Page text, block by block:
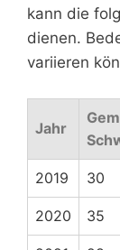
kann die
dienen.
variieren
Jahr
2019 30
2020 35